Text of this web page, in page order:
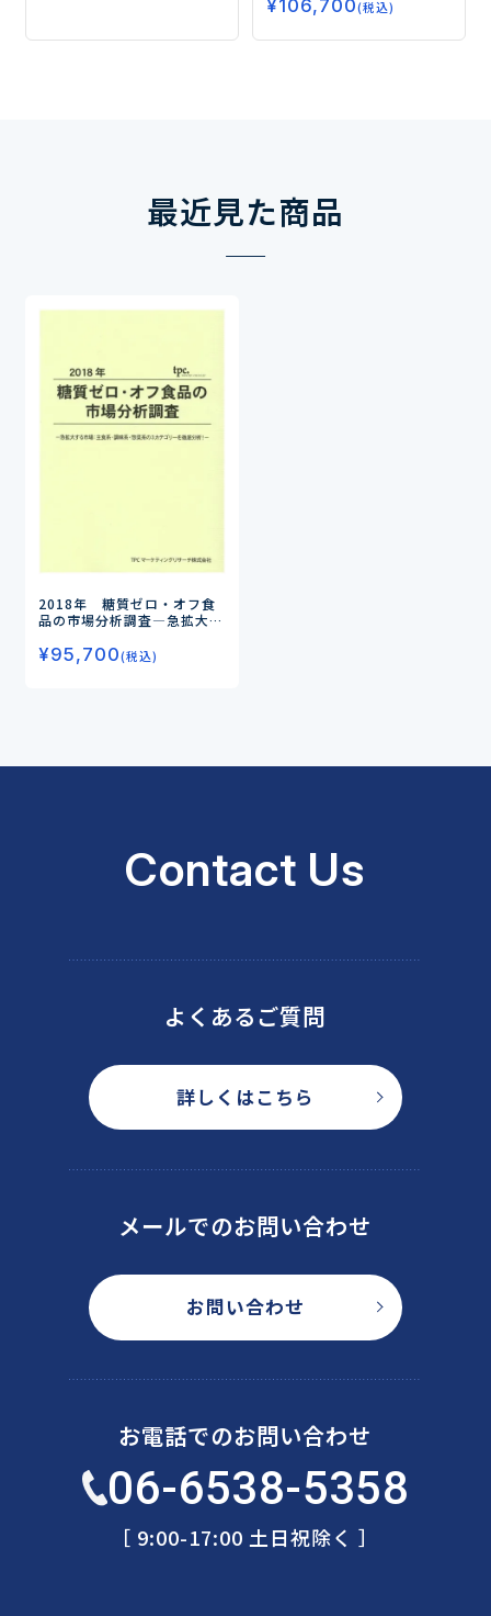
料市場―
¥106,700(税込)
最近見た商品
2018年 糖質ゼロ・オフ食
品の市場分析調査―急拡大す
菜系の3カテゴリーを徹底分
析！―
¥95,700(税込)
Contact Us
よくあるご質問
詳しくはこちら
メールでのお問い合わせ
お問い合わせ
お電話でのお問い合わせ
06-6538-5358
［ 9:00-17:00 土日祝除く ］